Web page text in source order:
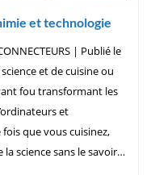
et technologie
| Publié le
et de cuisine ou
fou transformant les
et
que vous cuisinez,
la science sans le savoir…